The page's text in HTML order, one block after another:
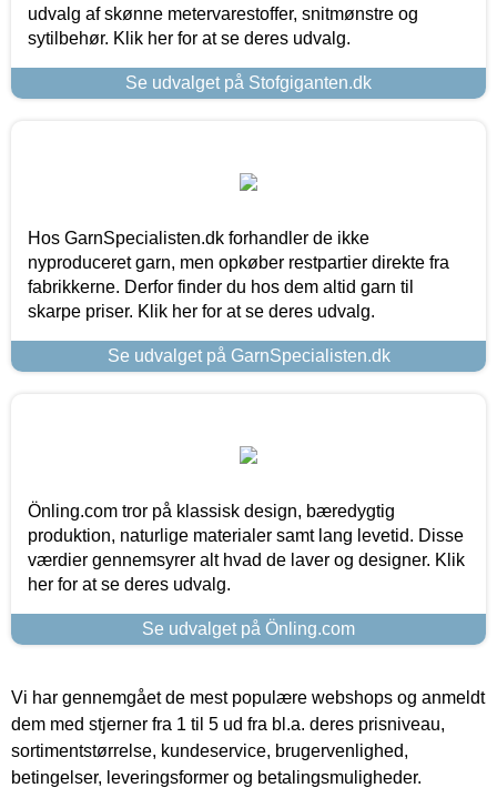
udvalg af skønne metervarestoffer, snitmønstre og
sytilbehør. Klik her for at se deres udvalg.
Se udvalget på Stofgiganten.dk
Hos GarnSpecialisten.dk forhandler de ikke
nyproduceret garn, men opkøber restpartier direkte fra
fabrikkerne. Derfor finder du hos dem altid garn til
skarpe priser. Klik her for at se deres udvalg.
Se udvalget på GarnSpecialisten.dk
Önling.com tror på klassisk design, bæredygtig
produktion, naturlige materialer samt lang levetid. Disse
værdier gennemsyrer alt hvad de laver og designer. Klik
her for at se deres udvalg.
Se udvalget på Önling.com
Vi har gennemgået de mest populære webshops og anmeldt
dem med stjerner fra 1 til 5 ud fra bl.a. deres prisniveau,
sortimentstørrelse, kundeservice, brugervenlighed,
betingelser, leveringsformer og betalingsmuligheder.